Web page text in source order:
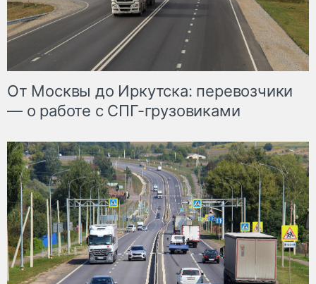
От Москвы до Иркутска: перевозчики
— о работе с СПГ-грузовиками